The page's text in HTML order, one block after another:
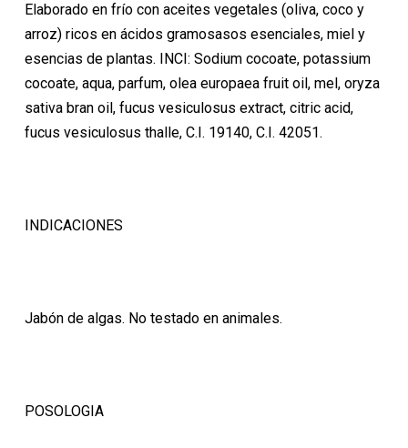
Elaborado en frío con aceites vegetales (oliva, coco y
arroz) ricos en ácidos gramosasos esenciales, miel y
esencias de plantas. INCI: Sodium cocoate, potassium
cocoate, aqua, parfum, olea europaea fruit oil, mel, oryza
sativa bran oil, fucus vesiculosus extract, citric acid,
fucus vesiculosus thalle, C.I. 19140, C.I. 42051.
INDICACIONES
Jabón de algas. No testado en animales.
POSOLOGIA